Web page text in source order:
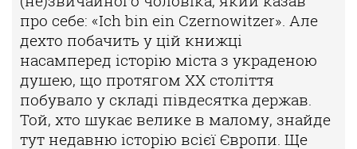
про себе: «Ich bin ein Czernowitzer». Але
дехто побачить у цій книжці
насамперед історію міста з украденою
душею, що протягом ХХ століття
побувало у складі півдесятка держав.
Той, хто шукає велике в малому, знайде
тут недавню історію всієї Європи. Ще